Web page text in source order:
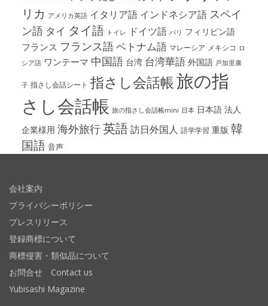
リカ アメリカ英語 イタリア語 インドネシア語 スペイ
ン語 タイ タイ語 トイレ ドイツ語 パリ フィリピン語
フランス フランス語ベトナム語 マレーシア メキシコ ロ
シア語 ワンテーマ 中国語 台湾 台湾華語 外国語 戸加里康
子 指さし会話シート 指さし会話帳旅の指
さし会話帳 旅の指さし会話帳mini 日本 日本語 法人
企業様用 海外旅行英語訪日外国人 語学学習 重版 韓
国語 音声
会社案内
プライバシーポリシー
プレスリリース
登録商標について
商標侵害・類似品について
お問合せ Contact us
Yubisashi Magazine